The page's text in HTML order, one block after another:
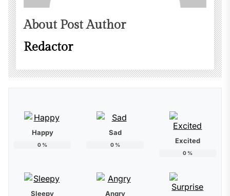
About Post Author
Redactor
Happy
0 %
Sad
0% Excited
0%
Sleepy Angry